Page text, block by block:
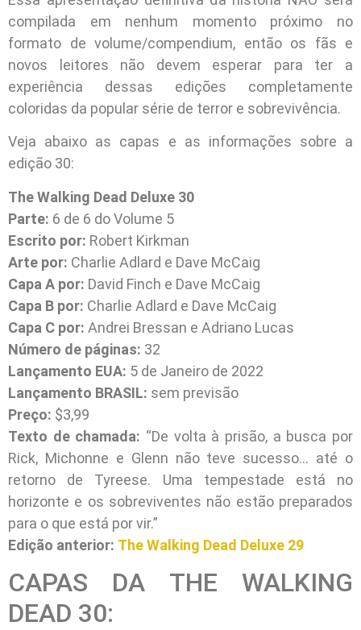
compilada em nenhum momento próximo no
formato de volume/compendium, então os fãs e
novos leitores não devem esperar para ter a
experiência dessas edições completamente
coloridas da popular série de terror e sobrevivência.
Veja abaixo as capas e as informações sobre a
edição 30:
The Walking Dead Deluxe 30
Parte: 6 de 6 do Volume 5
Escrito por: Robert Kirkman
Arte por: Charlie Adlard e Dave McCaig
Capa A por: David Finch e Dave McCaig
Capa B por: Charlie Adlard e Dave McCaig
Capa C por: Andrei Bressan e Adriano Lucas
Número de páginas: 32
Lançamento EUA: 5 de Janeiro de 2022
Lançamento BRASIL: sem previsão
Preço: $3,99
Texto de chamada: “De volta à prisão, a busca por
Rick, Michonne e Glenn não teve sucesso… até o
retorno de Tyreese. Uma tempestade está no
horizonte e os sobreviventes não estão preparados
para o que está por vir.”
Edição anterior: The Walking Dead Deluxe 29
CAPAS DA THE WALKING
DEAD 30: